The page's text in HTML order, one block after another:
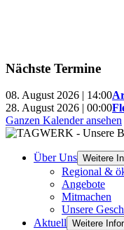
Nächste Termine
08. August 2026 | 14:00
28. August 2026 | 00:00
Ganzen Kalender ansehen
Über Uns Weitere
Regional &
Angebote
Mitmachen
Unsere
Aktuell Weitere